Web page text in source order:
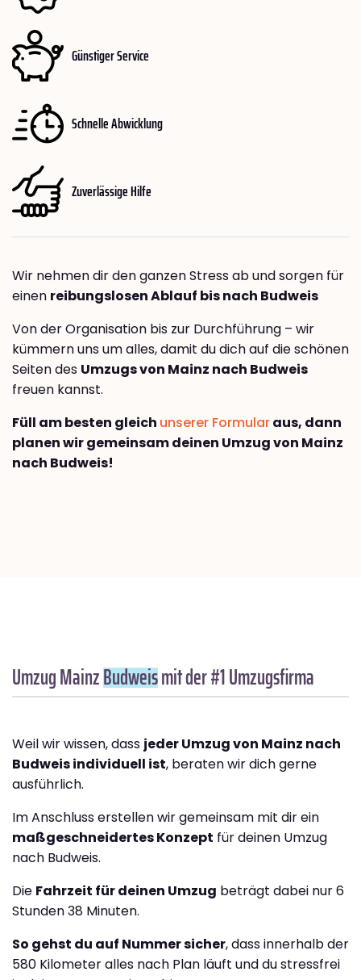
Günstiger Service
Schnelle Abwicklung
Zuverlässige Hilfe
Wir nehmen dir den ganzen Stress ab und sorgen für
einen reibungslosen Ablauf bis nach Budweis
Von der Organisation bis zur Durchführung – wir
kümmern uns um alles, damit du dich auf die schönen
Seiten des Umzugs von Mainz nach Budweis
freuen kannst.
Füll am besten gleich unserer Formularaus, dann
planen wir gemeinsam deinen Umzug von Mainz
nach Budweis!
Umzug MainzBudweismit der #1 Umzugsfirma
Weil wir wissen, dass jeder Umzug von Mainz nach
Budweis individuell ist, beraten wir dich gerne
ausführlich.
Im Anschluss erstellen wir gemeinsam mit dir ein
maßgeschneidertes Konzept für deinen Umzug
nach Budweis.
Die Fahrzeit für deinen Umzug beträgt dabei nur 6
Stunden 38 Minuten.
So gehst du auf Nummer sicher, dass innerhalb der
580 Kilometer alles nach Plan läuft und du stressfrei